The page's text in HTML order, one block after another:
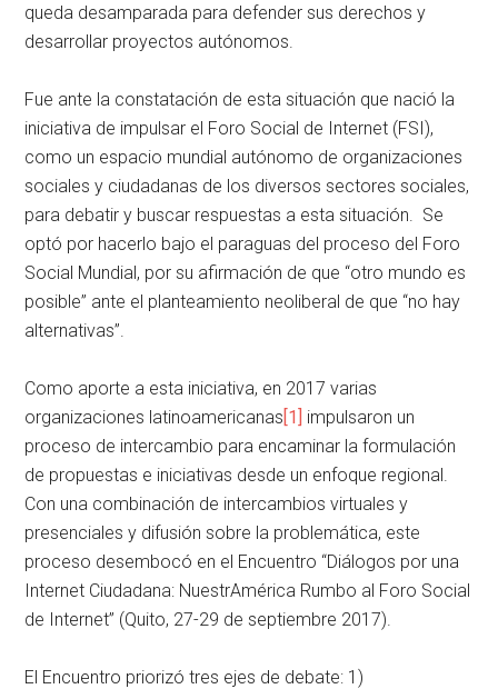
queda desamparada para defender sus derechos y
desarrollar proyectos autónomos.
Fue ante la constatación de esta situación que nació la
iniciativa de impulsar el Foro Social de Internet (FSI),
como un espacio mundial autónomo de organizaciones
sociales y ciudadanas de los diversos sectores sociales,
para debatir y buscar respuestas a esta situación. Se
optó por hacerlo bajo el paraguas del proceso del Foro
Social Mundial, por su afirmación de que “otro mundo es
posible” ante el planteamiento neoliberal de que “no hay
alternativas”.
Como aporte a esta iniciativa, en 2017 varias
organizaciones latinoamericanas[1] impulsaron un
proceso de intercambio para encaminar la formulación
de propuestas e iniciativas desde un enfoque regional.
Con una combinación de intercambios virtuales y
presenciales y difusión sobre la problemática, este
proceso desembocó en el Encuentro “Diálogos por una
Internet Ciudadana: NuestrAmérica Rumbo al Foro Social
de Internet” (Quito, 27-29 de septiembre 2017).
El Encuentro priorizó tres ejes de debate: 1)